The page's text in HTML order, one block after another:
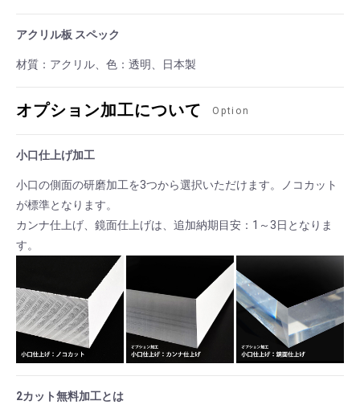
アクリル板 スペック
材質：アクリル、色：透明、日本製
オプション加工について Option
小口仕上げ加工
小口の側面の研磨加工を3つから選択いただけます。ノコカット
が標準となります。
カンナ仕上げ、鏡面仕上げは、追加納期目安：1～3日となりま
す。
2カット無料加工とは